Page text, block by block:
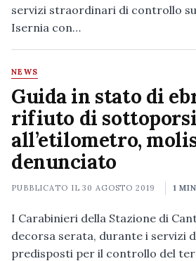
servizi straordinari di controllo
Isernia con…
NEWS
Guida in stato di
rifiuto di sottoporsi
all’etilometro,
denunciato
PUBBLICATO IL30 AGOSTO 2019 1 MIN
I Carabinieri della Stazione di
decorsa serata, durante i servizi
predisposti per il controllo del